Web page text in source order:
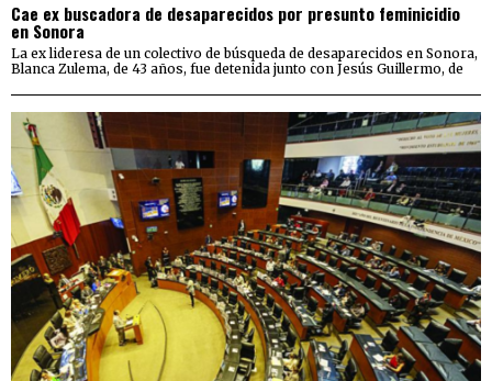
Cae ex buscadora de desaparecidos por presunto feminicidio
en Sonora
La ex lideresa de un colectivo de búsqueda de desaparecidos en Sonora,
Blanca Zulema, de 43 años, fue detenida junto con Jesús Guillermo, de